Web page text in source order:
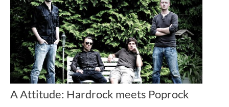
A Attitude: Hardrock meets Poprock